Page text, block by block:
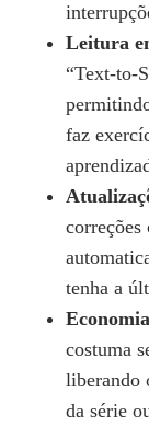
Leitura
faz
tenha a
costuma
liberando
da série